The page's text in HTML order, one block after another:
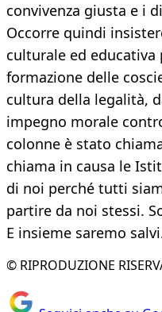
convivenza giusta e i
Occorre quindi
culturale ed
formazione delle
cultura della legalità,
impegno morale
colonne è stato
chiama in causa le
di noi perché tutti
partire da noi stessi.
E insieme saremo
© RIPRODUZIONE